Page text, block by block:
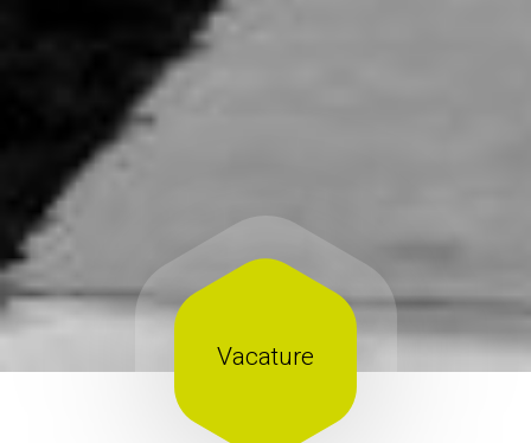
Vacature